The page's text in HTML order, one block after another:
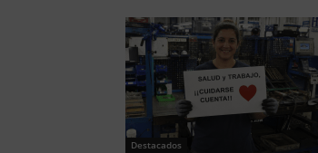
Destacados